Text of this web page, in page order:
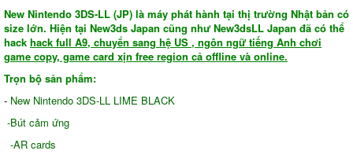
New Nintendo 3DS-LL (JP) là máy phát hành tại thị trường Nhật bản có
size lớn. Hiện tại New3ds Japan cũng như New3dsLL Japan đã có thể
hack hack full A9, chuyển sang hệ US , ngôn ngữ tiếng Anh chơi
game copy, game card xịn free region cả offline và online.
Trọn bộ sản phẩm:
- New Nintendo 3DS-LL LIME BLACK
-Bút cảm ứng
-AR cards